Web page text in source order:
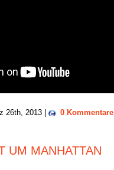
26th, 2013 | 0 Kommentare
UM MANHATTAN